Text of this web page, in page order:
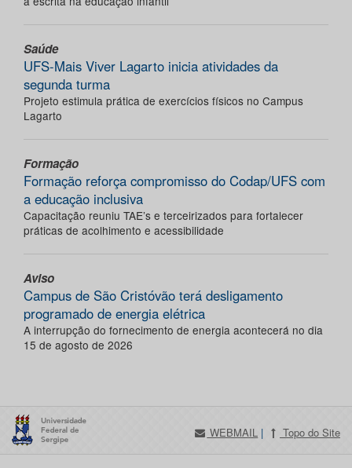
Saúde
UFS-Mais Viver Lagarto inicia atividades da
segunda turma
Projeto estimula prática de exercícios físicos no Campus
Lagarto
Formação
Formação reforça compromisso do Codap/UFS com
a educação inclusiva
Capacitação reuniu TAE’s e terceirizados para fortalecer
práticas de acolhimento e acessibilidade
Aviso
Campus de São Cristóvão terá desligamento
programado de energia elétrica
A interrupção do fornecimento de energia acontecerá no dia
15 de agosto de 2026
WEBMAIL | Topo do Site